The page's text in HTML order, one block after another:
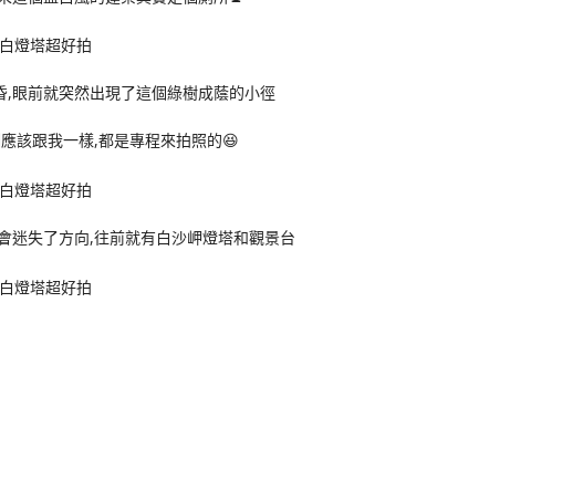
眼前就突然出現了這個綠樹成蔭的小徑
該跟我一樣,都是專程來拍照的😆
迷失了方向,往前就有白沙岬燈塔和觀景台